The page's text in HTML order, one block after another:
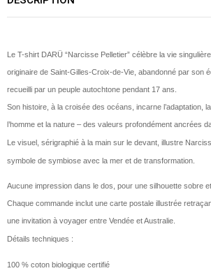
Le T-shirt DARÜ “Narcisse Pelletier” célèbre la vie
originaire de Saint-Gilles-Croix-de-Vie, abandonné par son
recueilli par un peuple autochtone pendant 17 ans.
Son histoire, à la croisée des océans, incarne l’adaptation,
l’homme et la nature – des valeurs profondément ancrées
Le visuel, sérigraphié à la main sur le devant, illustre
symbole de symbiose avec la mer et de transformation.
Aucune impression dans le dos, pour une silhouette sobre
Chaque commande inclut une carte postale illustrée
une invitation à voyager entre Vendée et Australie.
Détails techniques :
100 % coton biologique certifié